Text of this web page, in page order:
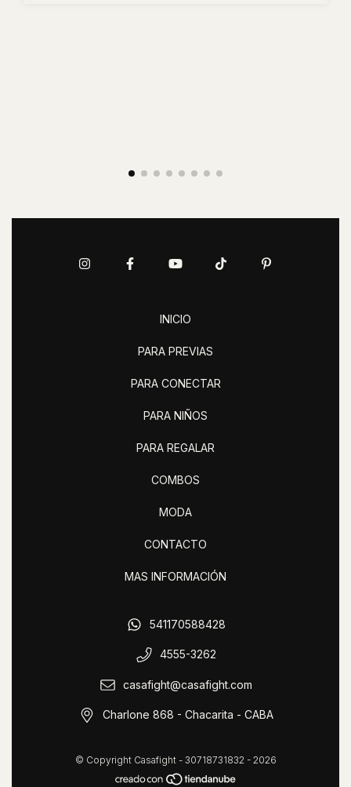
INICIO
PARA PREVIAS
PARA CONECTAR
PARA NIÑOS
PARA REGALAR
COMBOS
MODA
CONTACTO
MAS INFORMACIÓN
541170588428
4555-3262
casafight@casafight.com
Charlone 868 - Chacarita - CABA
© Copyright Casafight - 30718731832 - 2026